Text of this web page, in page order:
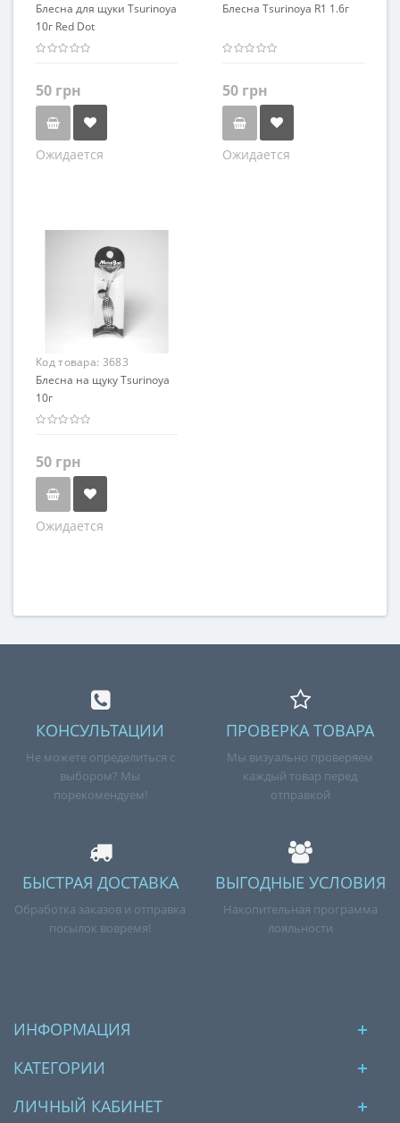
Блесна для щуки Tsurinoya
10г Red Dot
50 грн
Ожидается
Блесна Tsurinoya R1 1.6г
50 грн
Ожидается
Код товара: 3683
Блесна на щуку Tsurinoya
10г
50 грн
Ожидается
КОНСУЛЬТАЦИИ
Не можете определиться с
выбором? Мы
порекомендуем!
ПРОВЕРКА ТОВАРА
Мы визуально проверяем
каждый товар перед
отправкой
БЫСТРАЯ ДОСТАВКА
Обработка заказов и отправка
посылок вовремя!
ВЫГОДНЫЕ УСЛОВИЯ
Накопительная программа
лояльности
ИНФОРМАЦИЯ
КАТЕГОРИИ
ЛИЧНЫЙ КАБИНЕТ